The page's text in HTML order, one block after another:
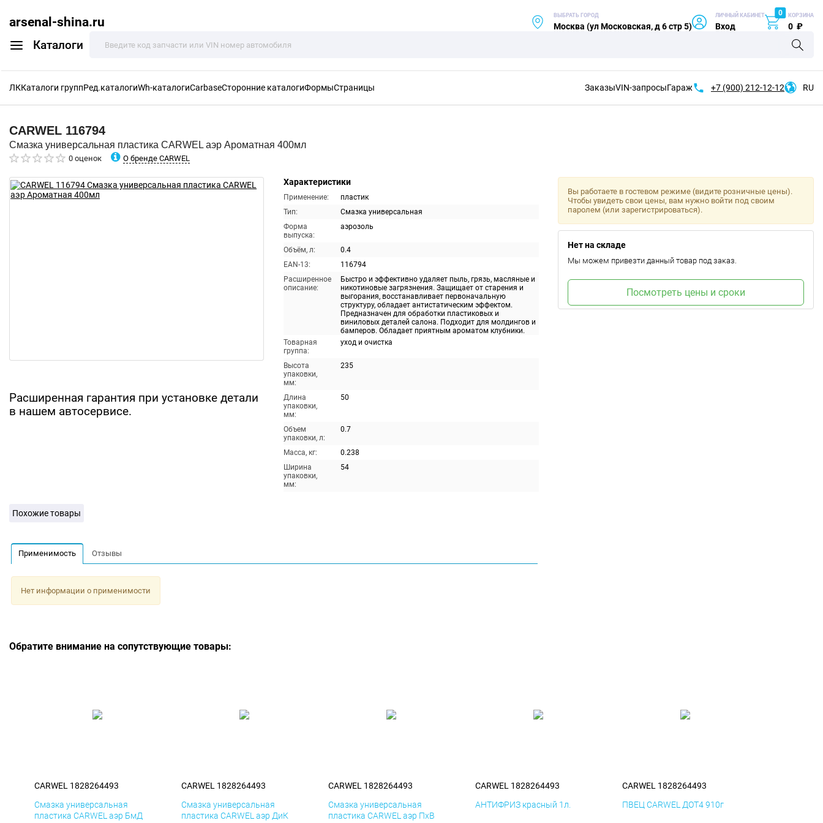
arsenal-shina.ru
Каталоги
ВЫБРАТЬ ГОРОД
Москва (ул Московская, д 6 стр 5)
ЛИЧНЫЙ КАБИНЕТ
Вход
0 КОРЗИНА
0 ₽
ЛККаталоги группРед.каталогиWh-каталогиCarbaseСторонние каталогиФормыСтраницы ЗаказыVIN-запросыГараж +7 (900) 212-12-12 RU
CARWEL 116794
Смазка универсальная пластика CARWEL аэр Ароматная 400мл
0 оценок О бренде CARWEL
Расширенная гарантия при установке детали
в нашем автосервисе.
Характеристики
Применение:
пластик
Тип:
Смазка универсальная
Форма
выпуска:
аэрозоль
Объём, л:
0.4
EAN-13:
116794
Расширенное
описание:
Быстро и эффективно удаляет пыль, грязь, масляные и
никотиновые загрязнения. Защищает от старения и
выгорания, восстанавливает первоначальную
структуру, обладает антистатическим эффектом.
Предназначен для обработки пластиковых и
виниловых деталей салона. Подходит для молдингов и
бамперов. Обладает приятным ароматом клубники.
Товарная
группа:
уход и очистка
Высота
упаковки,
мм:
235
Длина
упаковки,
мм:
50
Объем
упаковки, л:
0.7
Масса, кг:
0.238
Ширина
упаковки,
мм:
54
Вы работаете в гостевом режиме (видите розничные цены).
Чтобы увидеть свои цены, вам нужно войти под своим
паролем (или зарегистрироваться).
Нет на складе
Мы можем привезти данный товар под заказ.
Посмотреть цены и сроки
Похожие товары
Применимость Отзывы
Нет информации о применимости
Обратите внимание на сопутствующие товары:
CARWEL 1828264493
Смазка универсальная
пластика CARWEL аэр БмД
CARWEL 1828264493
Смазка универсальная
пластика CARWEL аэр ДиК
CARWEL 1828264493
Смазка универсальная
пластика CARWEL аэр ПхВ
CARWEL 1828264493
АНТИФРИЗ красный 1л.
CARWEL 1828264493
ПВЕЦ CARWEL ДОТ4 910г